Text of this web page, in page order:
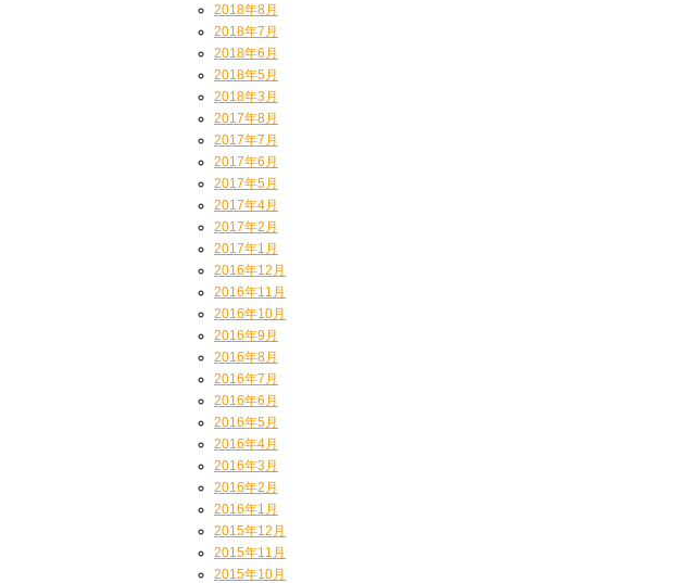
2018年8月
2018年7月
2018年6月
2018年5月
2018年3月
2017年8月
2017年7月
2017年6月
2017年5月
2017年4月
2017年2月
2017年1月
2016年12月
2016年11月
2016年10月
2016年9月
2016年8月
2016年7月
2016年6月
2016年5月
2016年4月
2016年3月
2016年2月
2016年1月
2015年12月
2015年11月
2015年10月